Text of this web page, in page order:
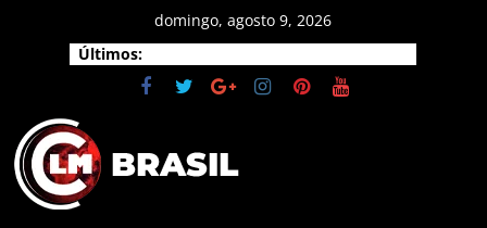
domingo, agosto 9, 2026
Últimos:
CLM